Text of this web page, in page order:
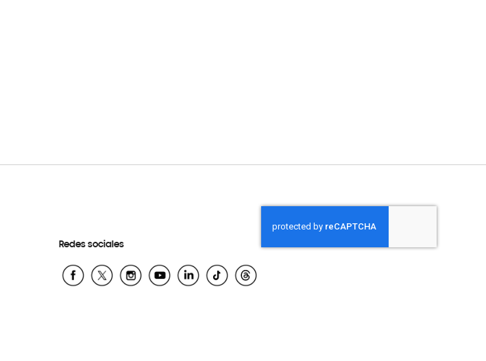
Redes sociales